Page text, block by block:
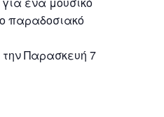
παραδοσιακό
Παρασκευή 7